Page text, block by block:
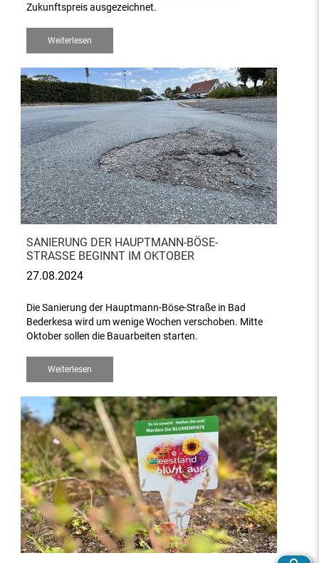
Zukunftspreis ausgezeichnet.
Weiterlesen
SANIERUNG DER HAUPTMANN-BÖSE-
STRASSE BEGINNT IM OKTOBER
27.08.2024
Die Sanierung der Hauptmann-Böse-Straße in Bad
Bederkesa wird um wenige Wochen verschoben. Mitte
Oktober sollen die Bauarbeiten starten.
Weiterlesen